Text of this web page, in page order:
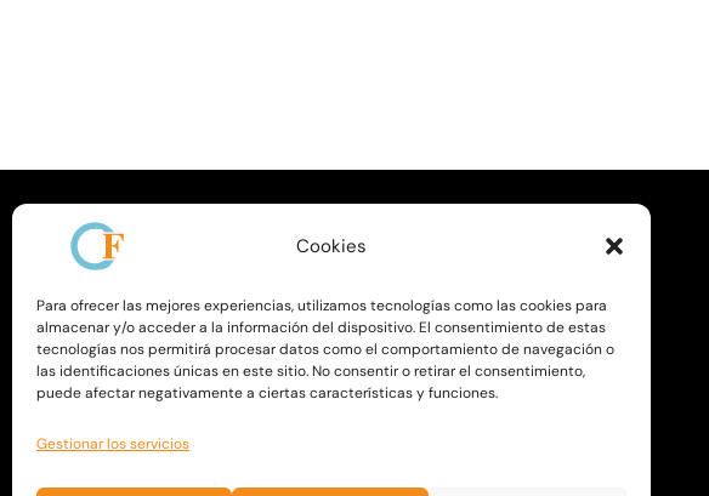
Cookies
Para ofrecer las mejores experiencias, utilizamos tecnologías como las cookies para
almacenar y/o acceder a la información del dispositivo. El consentimiento de estas
tecnologías nos permitirá procesar datos como el comportamiento de navegación o
las identificaciones únicas en este sitio. No consentir o retirar el consentimiento,
puede afectar negativamente a ciertas características y funciones.
Gestionar los servicios
Menú